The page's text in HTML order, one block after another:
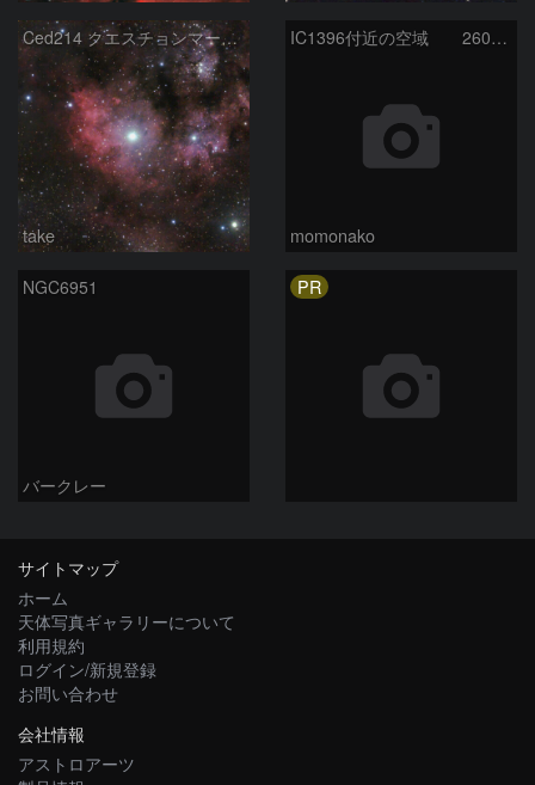
Ced214 クエスチョンマーク星雲の“心臓部”
take
IC1396付近の空域 260720
momonako
NGC6951
バークレー
PR
サイトマップ
ホーム
天体写真ギャラリーについて
利用規約
ログイン/新規登録
お問い合わせ
会社情報
アストロアーツ